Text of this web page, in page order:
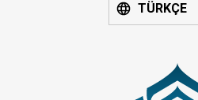
TÜRKÇE